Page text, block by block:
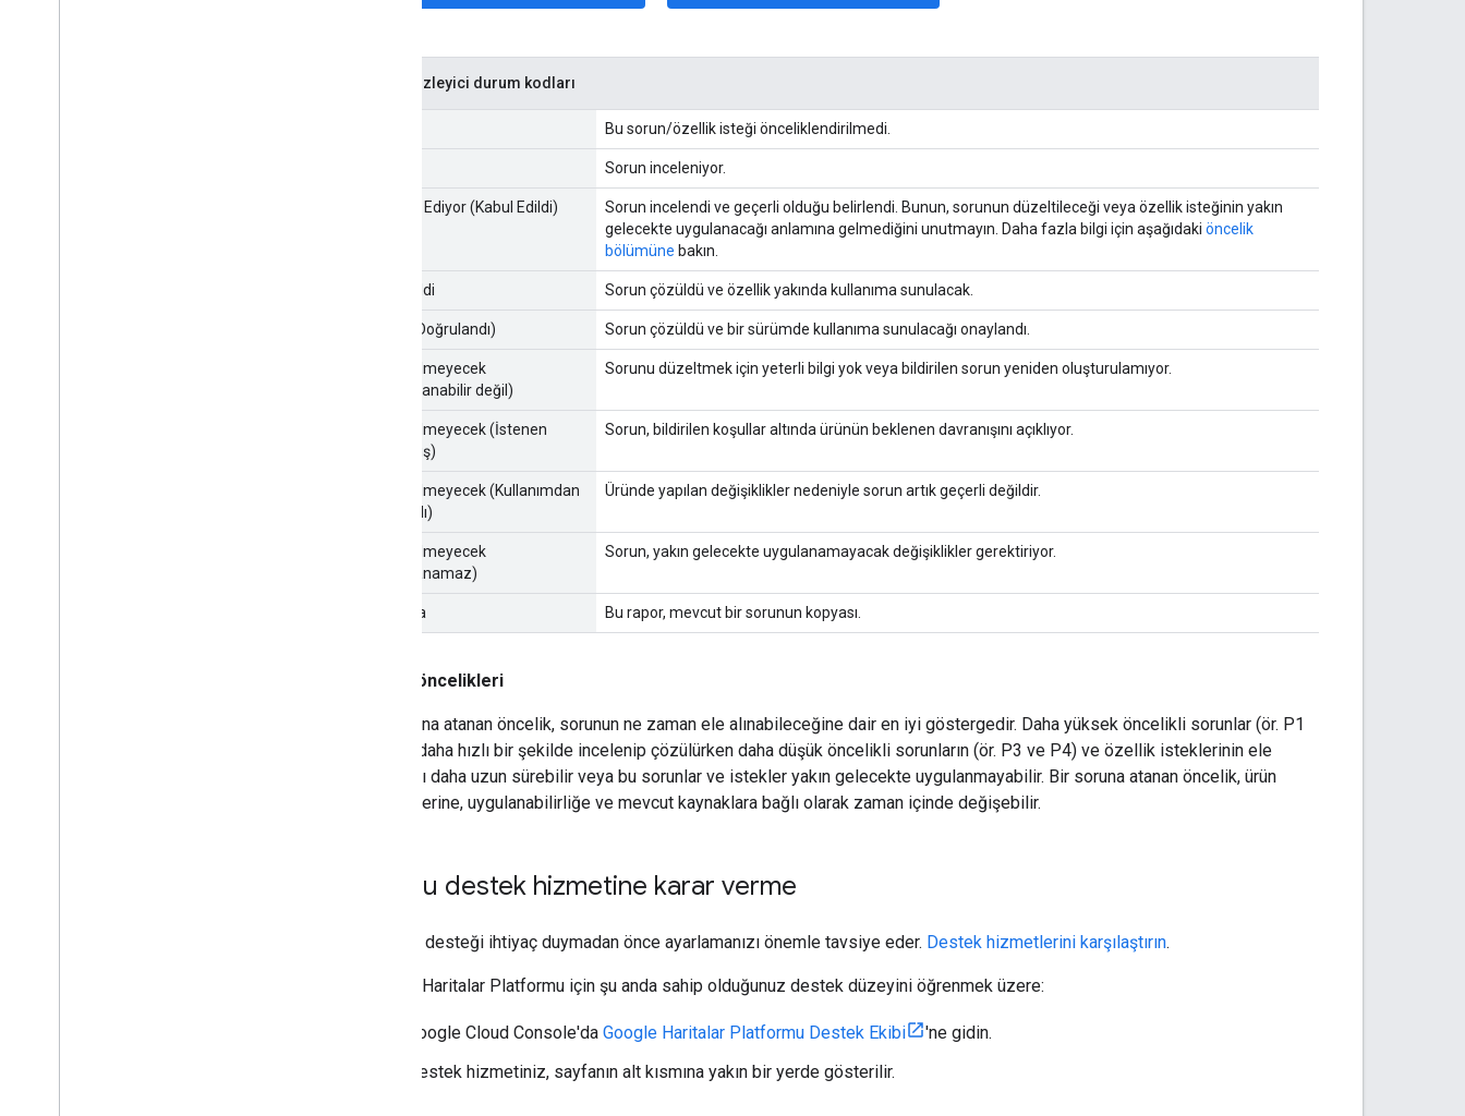
Sorun izleyici durum kodları
Bu sorun/özellik isteği önceliklendirilmedi.
Sorun inceleniyor.
Devam Ediyor (Kabul Edildi)
Sorun incelendi ve geçerli olduğu belirlendi. Bunun, sorunun düzeltileceği veya özellik isteğinin yakın
gelecekte uygulanacağı anlamına gelmediğini unutmayın. Daha fazla bilgi için aşağıdaki öncelik
bölümüne bakın.
Düzeltildi Sorun çözüldü ve özellik yakında kullanıma sunulacak.
Sabit (Doğrulandı) Sorun çözüldü ve bir sürümde kullanıma sunulacağı onaylandı.
Düzeltilmeyecek
(tekrarlanabilir değil)
Sorunu düzeltmek için yeterli bilgi yok veya bildirilen sorun yeniden oluşturulamıyor.
Düzeltilmeyecek (İstenen
davranış)
Sorun, bildirilen koşullar altında ürünün beklenen davranışını açıklıyor.
Düzeltilmeyecek (Kullanımdan
kaldırıldı)
Üründe yapılan değişiklikler nedeniyle sorun artık geçerli değildir.
Düzeltilmeyecek
(uygulanamaz)
Sorun, yakın gelecekte uygulanamayacak değişiklikler gerektiriyor.
Kopyala Bu rapor, mevcut bir sorunun kopyası.
Sorun öncelikleri
Bir soruna atanan öncelik, sorunun ne zaman ele alınabileceğine dair en iyi göstergedir. Daha yüksek öncelikli sorunlar (ör. P1
ve P2) daha hızlı bir şekilde incelenip çözülürken daha düşük öncelikli sorunların (ör. P3 ve P4) ve özellik isteklerinin ele
alınması daha uzun sürebilir veya bu sorunlar ve istekler yakın gelecekte uygulanmayabilir. Bir soruna atanan öncelik, ürün
önceliklerine, uygulanabilirliğe ve mevcut kaynaklara bağlı olarak zaman içinde değişebilir.
Doğru destek hizmetine karar verme
Google, desteği ihtiyaç duymadan önce ayarlamanızı önemle tavsiye eder. Destek hizmetlerini karşılaştırın.
Google Haritalar Platformu için şu anda sahip olduğunuz destek düzeyini öğrenmek üzere:
Google Cloud Console'da Google Haritalar Platformu Destek Ekibi
'ne gidin.
Destek hizmetiniz, sayfanın alt kısmına yakın bir yerde gösterilir.